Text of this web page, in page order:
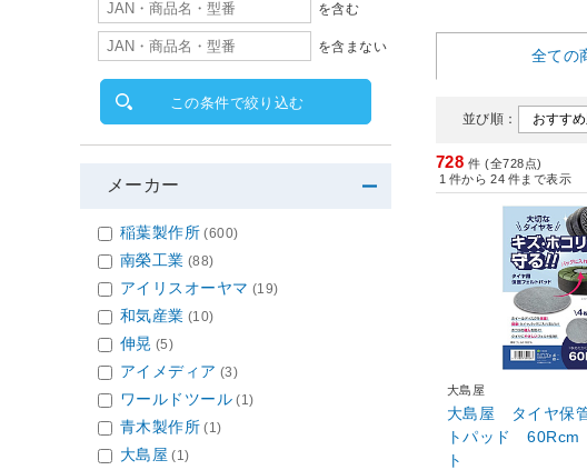
全ての
並び順：
728 件 (全728点)
1 件から 24 件まで表示
大島屋
大島屋 タイヤ保
トパッド
ト
を含む
を含まない
この条件で絞り込む
メーカー
稲葉製作所 (600)
南榮工業 (88)
アイリスオーヤマ (19)
和気産業 (10)
伸晃 (5)
アイメディア (3)
ワールドツール (1)
青木製作所 (1)
大島屋 (1)